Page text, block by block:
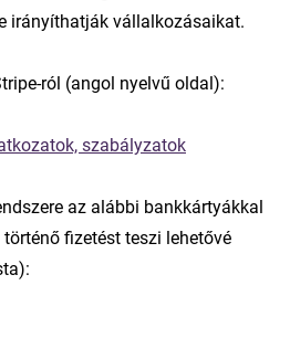
irányíthatják vállalkozásaikat.
ról (angol nyelvű oldal):
szabályzatok
az alábbi bankkártyákkal
fizetést teszi lehetővé